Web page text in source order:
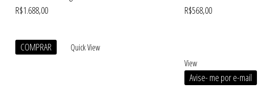
R$1.688,00
COMPRAR Quick View
R$568,00
Avise- me por e-mail
View